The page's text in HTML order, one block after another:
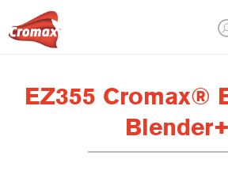
EZ355 Cromax®
Blender+